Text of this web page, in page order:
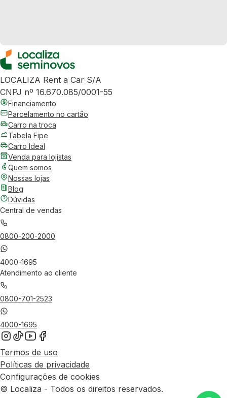
LOCALIZA Rent a Car S/A
CNPJ nº 16.670.085/0001-55
Financiamento
Parcelamento no cartão
Carro na troca
Tabela Fipe
Carro Ideal
Venda para lojistas
Quem somos
Nossas lojas
Blog
Dúvidas
Central de vendas
0800-200-2000
4000-1695
Atendimento ao cliente
0800-701-2523
4000-1695
Termos de uso
Políticas de privacidade
Configurações de cookies
© Localiza - Todos os direitos reservados.